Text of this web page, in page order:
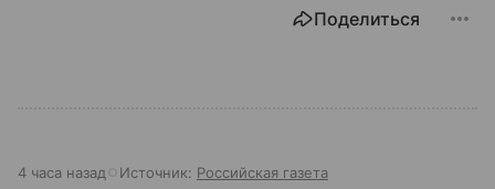
Поделиться
4 часа назад Источник: Российская газета